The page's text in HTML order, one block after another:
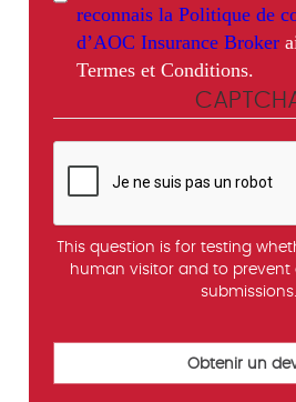
reconnais la Politique de
d’AOC Insurance Broker
Termes et Conditions.
This question is for testing
human visitor and to
submissions.